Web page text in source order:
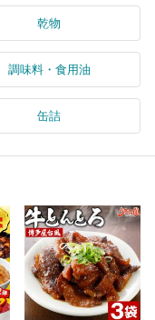
乾物
調味料・食用油
缶詰